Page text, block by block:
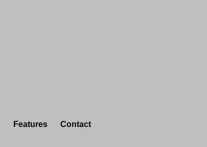
Features Contact